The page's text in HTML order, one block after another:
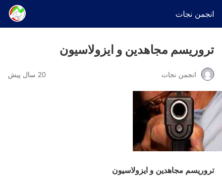
انجمن نجات
تروریسم مجاهدین و ایزولاسیون
انجمن نجات 20 سال پیش
تروریسم مجاهدین و ایزولاسیون